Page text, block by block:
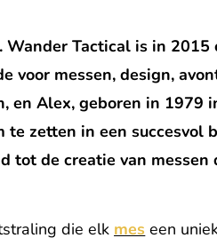
Tactical is in
voor messen, design,
en Alex, geboren in 1979
zetten in een succesvol
tot de creatie van messen
die elk mes een